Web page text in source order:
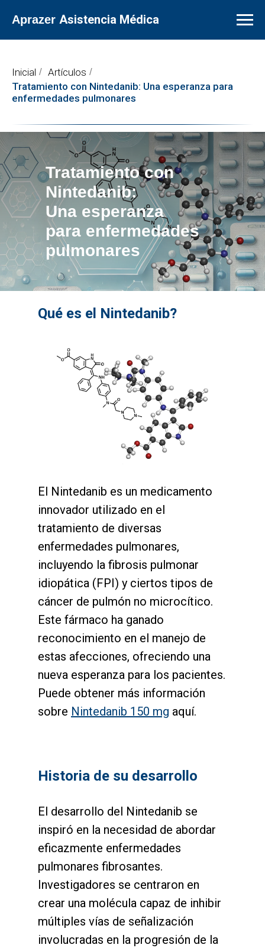
Aprazer Asistencia Médica
Inicial / Artículos /
Tratamiento con Nintedanib: Una esperanza para
enfermedades pulmonares
Tratamiento con
Nintedanib:
Una esperanza
para enfermedades
pulmonares
Qué es el Nintedanib?
El Nintedanib es un medicamento
innovador utilizado en el
tratamiento de diversas
enfermedades pulmonares,
incluyendo la fibrosis pulmonar
idiopática (FPI) y ciertos tipos de
cáncer de pulmón no microcítico.
Este fármaco ha ganado
reconocimiento en el manejo de
estas afecciones, ofreciendo una
nueva esperanza para los pacientes.
Puede obtener más información
sobre Nintedanib 150 mg aquí.
Historia de su desarrollo
El desarrollo del Nintedanib se
inspiró en la necesidad de abordar
eficazmente enfermedades
pulmonares fibrosantes.
Investigadores se centraron en
crear una molécula capaz de inhibir
múltiples vías de señalización
involucradas en la progresión de la